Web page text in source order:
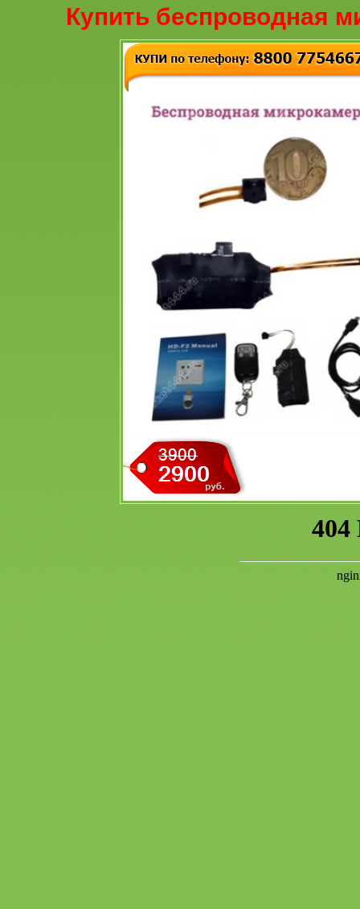
Купить беспроводная